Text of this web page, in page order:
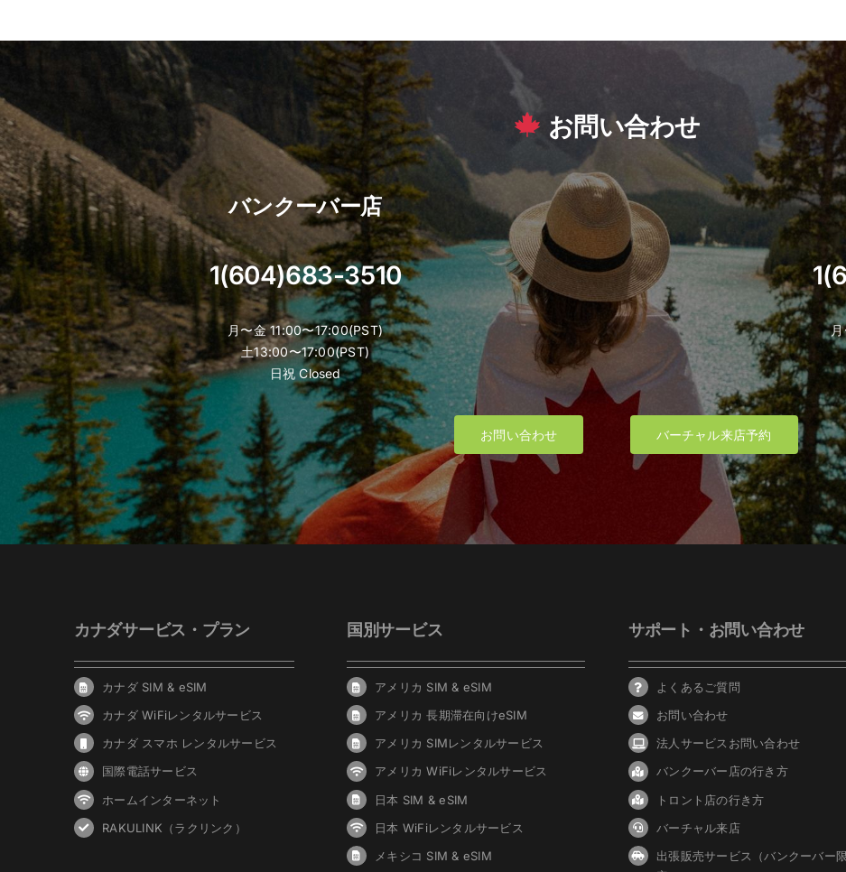
お問い合わせ
バンクーバー店
1(604)683-3510
月〜金 11:00〜17:00(PST)
土13:00〜17:00(PST)
日祝 Closed
お問い合わせ バーチャル来店予約
カナダサービス・プラン
カナダ SIM & eSIM
カナダ WiFiレンタルサービス
カナダ スマホ レンタルサービス
国際電話サービス
ホームインターネット
RAKULINK（ラクリンク）
国別サービス
アメリカ SIM & eSIM
アメリカ 長期滞在向けeSIM
アメリカ SIMレンタルサービス
アメリカ WiFiレンタルサービス
日本 SIM & eSIM
日本 WiFiレンタルサービス
メキシコ SIM & eSIM
サポート・お問い合わせ
よくあるご質問
お問い合わせ
法人サービスお問い合わせ
バンクーバー店の行き方
トロント店の行き方
バーチャル来店
出張販売サービス（バンクーバー限